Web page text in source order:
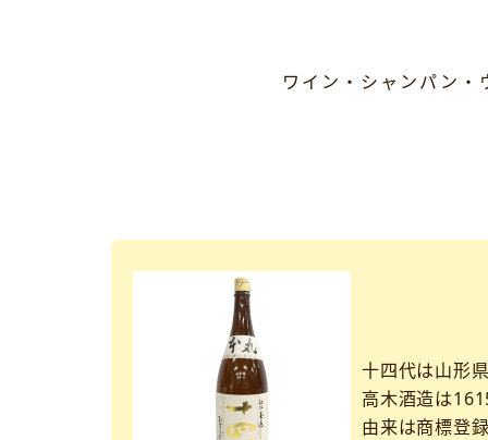
ワイン・シャンパン
十四代は山形
高木酒造は
由来は商標登